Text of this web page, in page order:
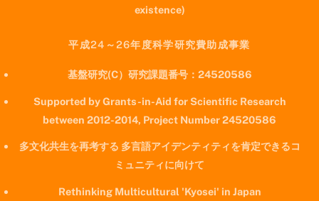
existence)
平成24～26年度科学研究費助成事業
基盤研究(C）研究課題番号：24520586
Supported by Grants-in-Aid for Scientific Research
between 2012-2014, Project Number 24520586
多文化共生を再考する 多言語アイデンティティを肯定できるコ
ミュニティに向けて
Rethinking Multicultural 'Kyosei' in Japan